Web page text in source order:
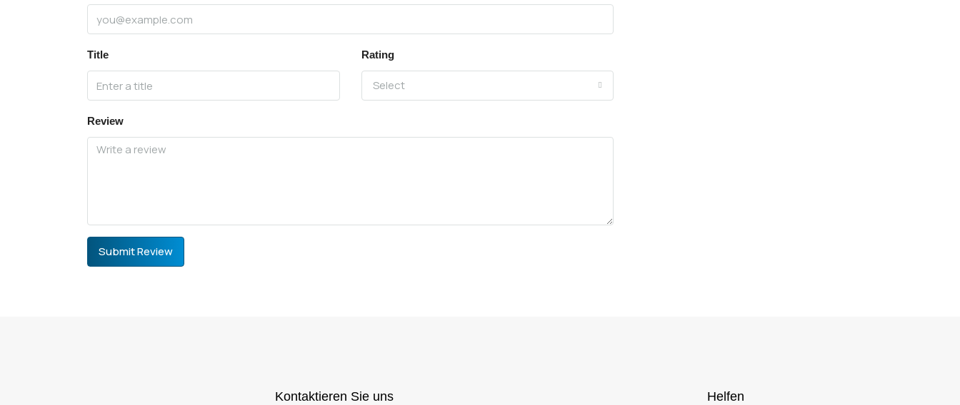
Title Rating
Select
Review
Submit Review
Kontaktieren Sie uns Helfen